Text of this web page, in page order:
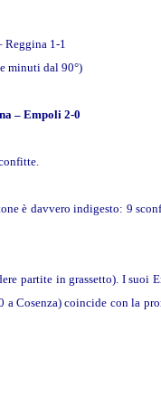
Reggina 1-1
minuti dal 90°)
– Empoli 2-0
è davvero indigesto: 9
partite in grassetto). I suoi
a Cosenza) coincide con la